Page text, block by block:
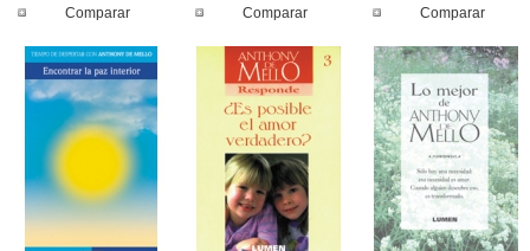
Comparar
Comparar
Comparar